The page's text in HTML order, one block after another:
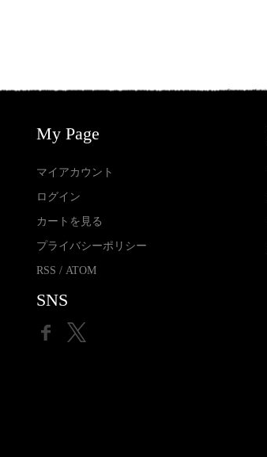
My Page
マイアカウント
ログイン
カートを見る
プライバシーポリシー
RSS /ATOM
SNS